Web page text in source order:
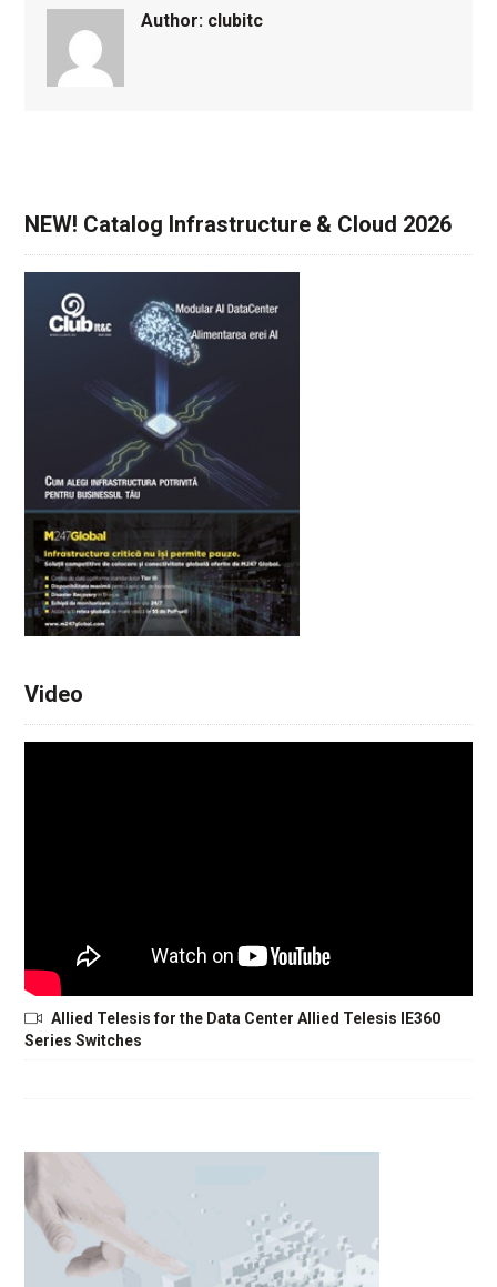
Author: clubitc
NEW! Catalog Infrastructure & Cloud 2026
Video
Allied Telesis for the Data Center Allied Telesis IE360
Series Switches